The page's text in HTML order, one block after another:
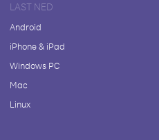
LAST NED
Android
iPhone & iPad
Windows PC
Mac
Linux